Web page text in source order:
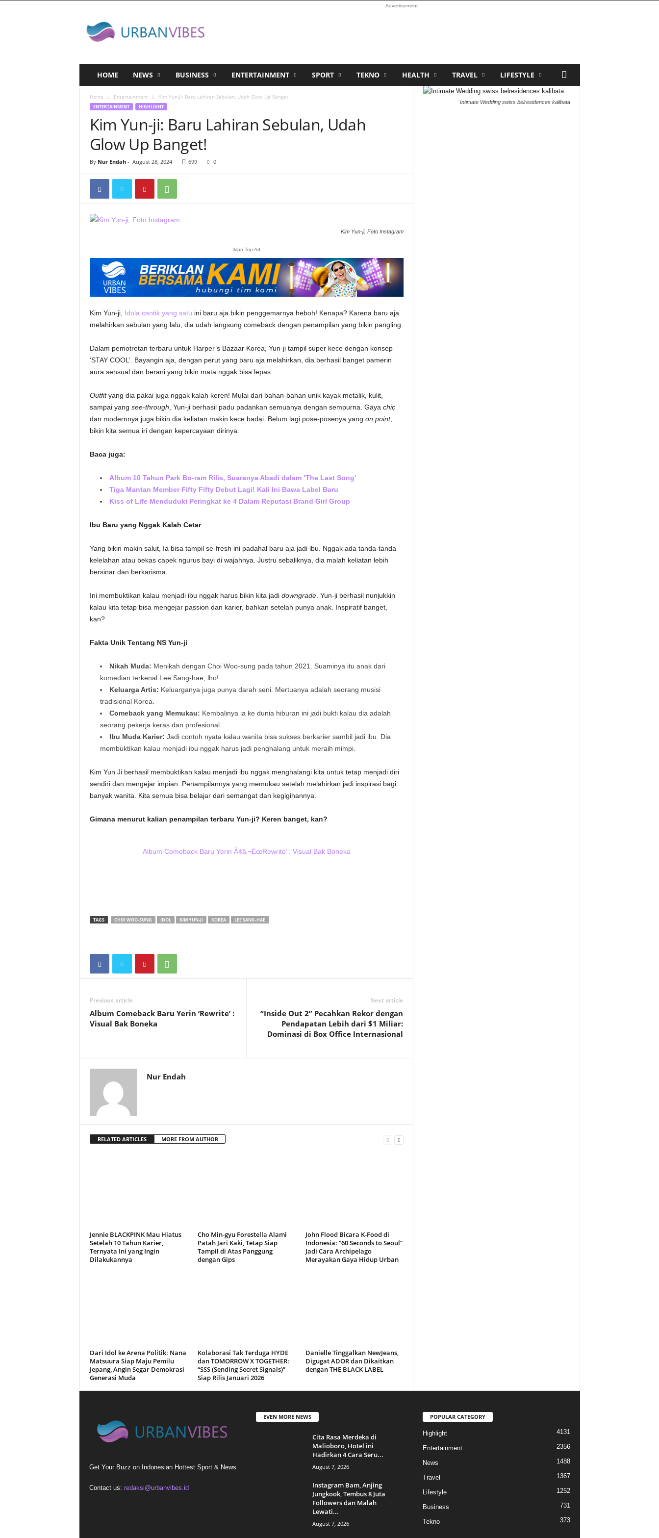
Advertisement
HOME NEWS BUSINESS ENTERTAINMENT SPORT TEKNO HEALTH TRAVEL LIFESTYLE
Home Entertainment Kim Yun-ji: Baru Lahiran Sebulan, Udah Glow Up Banget!
ENTERTAINMENT HIGHLIGHT
Kim Yun-ji: Baru Lahiran Sebulan, Udah
Glow Up Banget!
By Nur Endah- August 28, 2024 699 0
Kim Yun-ji, Foto Instagram
Iklan Top Ad
Kim Yun-ji, Idola cantik yang satu ini baru aja bikin penggemarnya heboh! Kenapa? Karena baru aja
melahirkan sebulan yang lalu, dia udah langsung comeback dengan penampilan yang bikin pangling.
Dalam pemotretan terbaru untuk Harper’s Bazaar Korea, Yun-ji tampil super kece dengan konsep
‘STAY COOL’. Bayangin aja, dengan perut yang baru aja melahirkan, dia berhasil banget pamerin
aura sensual dan berani yang bikin mata nggak bisa lepas.
Outfityang dia pakai juga nggak kalah keren! Mulai dari bahan-bahan unik kayak metalik, kulit,
sampai yang see-through , Yun-ji berhasil padu padankan semuanya dengan sempurna. Gaya chic
dan modernnya juga bikin dia keliatan makin kece badai. Belum lagi pose-posenya yang on point,
bikin kita semua iri dengan kepercayaan dirinya.
Baca juga:
Album 10 Tahun Park Bo-ram Rilis, Suaranya Abadi dalam ‘The Last Song’
Tiga Mantan Member Fifty Fifty Debut Lagi! Kali Ini Bawa Label Baru
Kiss of Life Menduduki Peringkat ke 4 Dalam Reputasi Brand Girl Group
Ibu Baru yang Nggak Kalah Cetar
Yang bikin makin salut, Ia bisa tampil se-fresh ini padahal baru aja jadi ibu. Nggak ada tanda-tanda
kelelahan atau bekas capek ngurus bayi di wajahnya. Justru sebaliknya, dia malah keliatan lebih
bersinar dan berkarisma.
Ini membuktikan kalau menjadi ibu nggak harus bikin kita jadi downgrade. Yun-ji berhasil nunjukkin
kalau kita tetap bisa mengejar passion dan karier, bahkan setelah punya anak. Inspiratif banget,
kan?
Fakta Unik Tentang NS Yun-ji
Nikah Muda: Menikah dengan Choi Woo-sung pada tahun 2021. Suaminya itu anak dari
komedian terkenal Lee Sang-hae, lho!
Keluarga Artis: Keluarganya juga punya darah seni. Mertuanya adalah seorang musisi
tradisional Korea.
Comeback yang Memukau: Kembalinya ia ke dunia hiburan ini jadi bukti kalau dia adalah
seorang pekerja keras dan profesional.
Ibu Muda Karier: Jadi contoh nyata kalau wanita bisa sukses berkarier sambil jadi ibu. Dia
membuktikan kalau menjadi ibu nggak harus jadi penghalang untuk meraih mimpi.
Kim Yun Ji berhasil membuktikan kalau menjadi ibu nggak menghalangi kita untuk tetap menjadi diri
sendiri dan mengejar impian. Penampilannya yang memukau setelah melahirkan jadi inspirasi bagi
banyak wanita. Kita semua bisa belajar dari semangat dan kegigihannya.
Gimana menurut kalian penampilan terbaru Yun-ji? Keren banget, kan?
Album Comeback Baru Yerin Ã¢â‚¬ËœRewrite’ : Visual Bak Boneka
TAGS CHOI WOO-SUNG IDOL KIM YUN-JI KOREA LEE SANG-HAE
Previous article
Album Comeback Baru Yerin ‘Rewrite’ :
Visual Bak Boneka
Next article
“Inside Out 2” Pecahkan Rekor dengan
Pendapatan Lebih dari $1 Miliar:
Dominasi di Box Office Internasional
Nur Endah
RELATED ARTICLES MORE FROM AUTHOR
Jennie BLACKPINK Mau Hiatus
Setelah 10 Tahun Karier,
Ternyata Ini yang Ingin
Dilakukannya
Cho Min-gyu Forestella Alami
Patah Jari Kaki, Tetap Siap
Tampil di Atas Panggung
dengan Gips
John Flood Bicara K-Food di
Indonesia: “60 Seconds to Seoul”
Jadi Cara Archipelago
Merayakan Gaya Hidup Urban
Dari Idol ke Arena Politik: Nana
Matsuura Siap Maju Pemilu
Jepang, Angin Segar Demokrasi
Generasi Muda
Kolaborasi Tak Terduga HYDE
dan TOMORROW X TOGETHER:
“SSS (Sending Secret Signals)”
Siap Rilis Januari 2026
Danielle Tinggalkan NewJeans,
Digugat ADOR dan Dikaitkan
dengan THE BLACK LABEL
Intimate Wedding swiss belresidences kalibata
Get Your Buzz on Indonesian Hottest Sport & News
Contact us: redaksi@urbanvibes.id
EVEN MORE NEWS
Cita Rasa Merdeka di
Malioboro, Hotel ini
Hadirkan 4 Cara Seru...
August 7, 2026
Instagram Bam, Anjing
Jungkook, Tembus 8 Juta
Followers dan Malah
Lewati...
August 7, 2026
POPULAR CATEGORY
Highlight 4131
Entertainment 2356
News 1488
Travel 1367
Lifestyle 1252
Business 731
Tekno 373